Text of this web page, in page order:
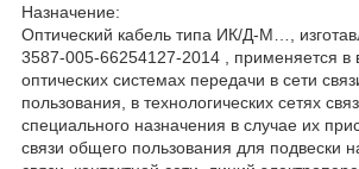
Назначение:
Оптический кабель типа ИК/Д-М…,
3587-005-66254127-2014 , применяется в
оптических системах передачи в сети
пользования, в технологических сетях
специального назначения в случае их
связи общего пользования для подвески